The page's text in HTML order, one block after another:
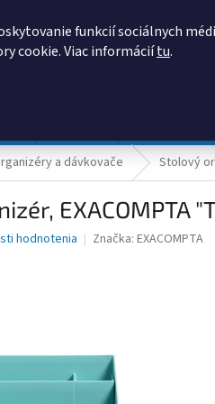
funkcií sociálnych
cookie. Viac informáciítu.
a dávkovače Stolový
EXACOMPTA
hodnotenia Značka: EXACOMPTA